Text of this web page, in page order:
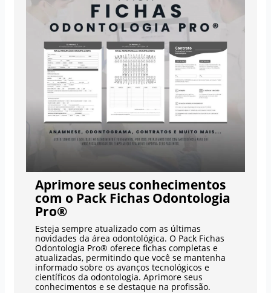
Aprimore seus conhecimentos
com o Pack Fichas Odontologia
Pro®
Esteja sempre atualizado com as últimas
novidades da área odontológica. O Pack Fichas
Odontologia Pro® oferece fichas completas e
atualizadas, permitindo que você se mantenha
informado sobre os avanços tecnológicos e
científicos da odontologia. Aprimore seus
conhecimentos e se destaque na profissão.